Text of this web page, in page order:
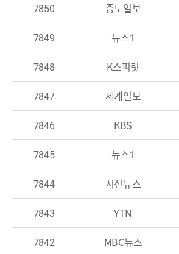
7850
중도일보
7849
뉴스1
7848
K스피릿
7847
세계일보
7846
KBS
7845
뉴스1
7844
시선뉴스
7843
YTN
7842
MBC뉴스